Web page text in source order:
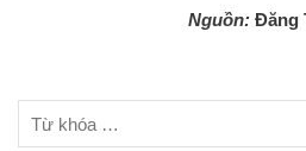
Nguồn: Đăng